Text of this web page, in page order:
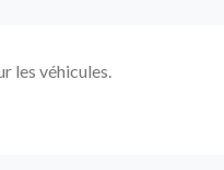
les véhicules.